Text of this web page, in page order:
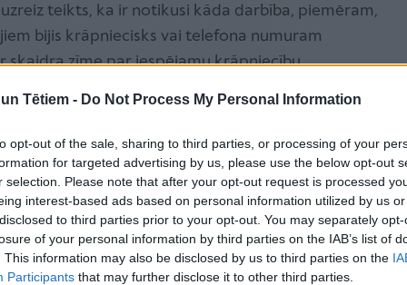
Tētiem - Do Not Process My Personal Information
opt-out of the sale, sharing to third parties, or processing of your
for targeted advertising by us, please use the below opt-out
selection. Please note that after your opt-out request is processed
interest-based ads based on personal information utilized by us
to third parties prior to your opt-out. You may separately
of your personal information by third parties on the IAB’s list of
This information may also be disclosed by us to third parties on the
Participants that may further disclose it to other third parties.
teikts, ka ir notikusi kāda darbība, piemēram,
bijis krāpniecisks vai telefona numuram
skaidra zīme par iespējamu krāpniecību.
stresu, ir vērts sarunu pārtraukt, uz brīdi
ar kādu uzticamu cilvēkuno malas.
– smikšķerēšana
ir smikšķerēšana. Tās pamatā ir viltus īsziņu